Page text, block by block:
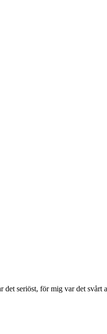
seriöst, för mig var det svårt